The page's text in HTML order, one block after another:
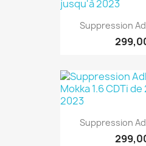
Suppression
Suppression